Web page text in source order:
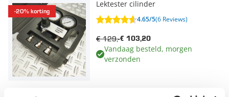
-20% korting
Lektester cilinder
4.65/5(6 Reviews)
€ 103,20
€ 129,-
Vandaag besteld, morgen
verzonden